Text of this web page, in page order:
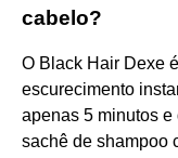
cabelo?
O Black Hair Dexe
escurecimento
apenas 5 minutos e
sachê de shampoo